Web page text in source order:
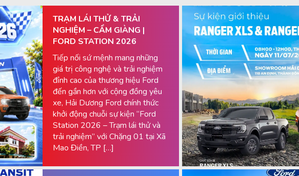
TRẠM LÁI THỬ & TRẢI
NGHIỆM – CẨM GIÀNG |
FORD STATION 2026
Tiếp nối sứ mệnh mang những
giá trị công nghệ và trải nghiệm
đỉnh cao của thương hiệu Ford
đến gần hơn với cộng đồng yêu
xe, Hải Dương Ford chính thức
khởi động chuỗi sự kiện “Ford
Station 2026 – Trạm lái thử và
trải nghiệm” với Chặng 01 tại Xã
Mao Điền, TP […]